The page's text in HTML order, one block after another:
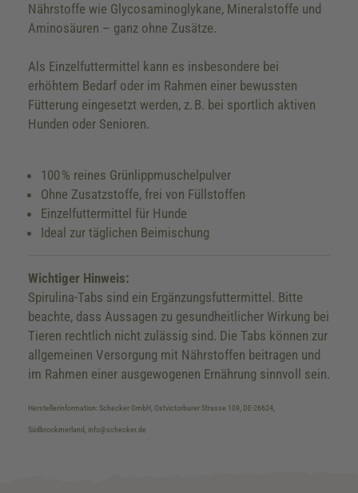
Nährstoffe wie Glycosaminoglykane, Mineralstoffe und
Aminosäuren – ganz ohne Zusätze.
Als Einzelfuttermittel kann es insbesondere bei
erhöhtem Bedarf oder im Rahmen einer bewussten
Fütterung eingesetzt werden, z. B. bei sportlich aktiven
Hunden oder Senioren.
100 % reines Grünlippmuschelpulver
Ohne Zusatzstoffe, frei von Füllstoffen
Einzelfuttermittel für Hunde
Ideal zur täglichen Beimischung
Wichtiger Hinweis:
Spirulina-Tabs sind ein Ergänzungsfuttermittel. Bitte
beachte, dass Aussagen zu gesundheitlicher Wirkung bei
Tieren rechtlich nicht zulässig sind. Die Tabs können zur
allgemeinen Versorgung mit Nährstoffen beitragen und
im Rahmen einer ausgewogenen Ernährung sinnvoll sein.
Herstellerinformation: Schecker GmbH, Ostvictorburer Strasse 109, DE-26624,
Südbrookmerland, info@schecker.de